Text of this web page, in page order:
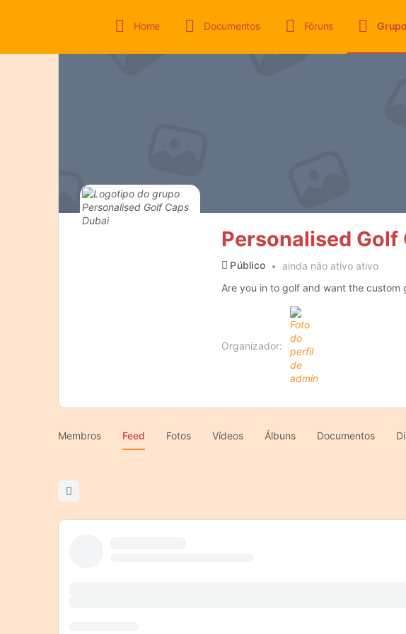
Home Documentos Fóruns
Personalised Golf
Público
ainda não ativo ativo
Are you in to golf and want the custom
Organizador:
Membros Feed Fotos Vídeos Álbuns Documentos
Open
filters